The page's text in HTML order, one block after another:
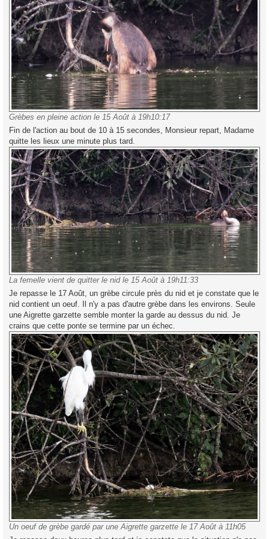
Grèbes en pleine action le 15 Août à 19h10:17
Fin de l'action au bout de 10 à 15 secondes, Monsieur repart, Madame
quitte les lieux une minute plus tard.
La femelle vient de quitter le nid le 15 Août à 19h11:33
Je repasse le 17 Août, un grèbe circule près du nid et je constate que le
nid contient un oeuf. Il n'y a pas d'autre grèbe dans les environs. Seule
une Aigrette garzette semble monter la garde au dessus du nid. Je
crains que cette ponte se termine par un échec.
Un oeuf de grèbe gardé par une Aigrette garzette le 17 Août à 11h05